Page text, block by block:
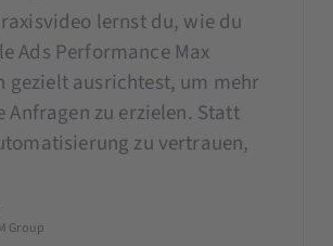
lernst du, wie du
Ads Performance Max
gezielt ausrichtest, um mehr
zu erzielen. Statt
zu vertrauen,
Group